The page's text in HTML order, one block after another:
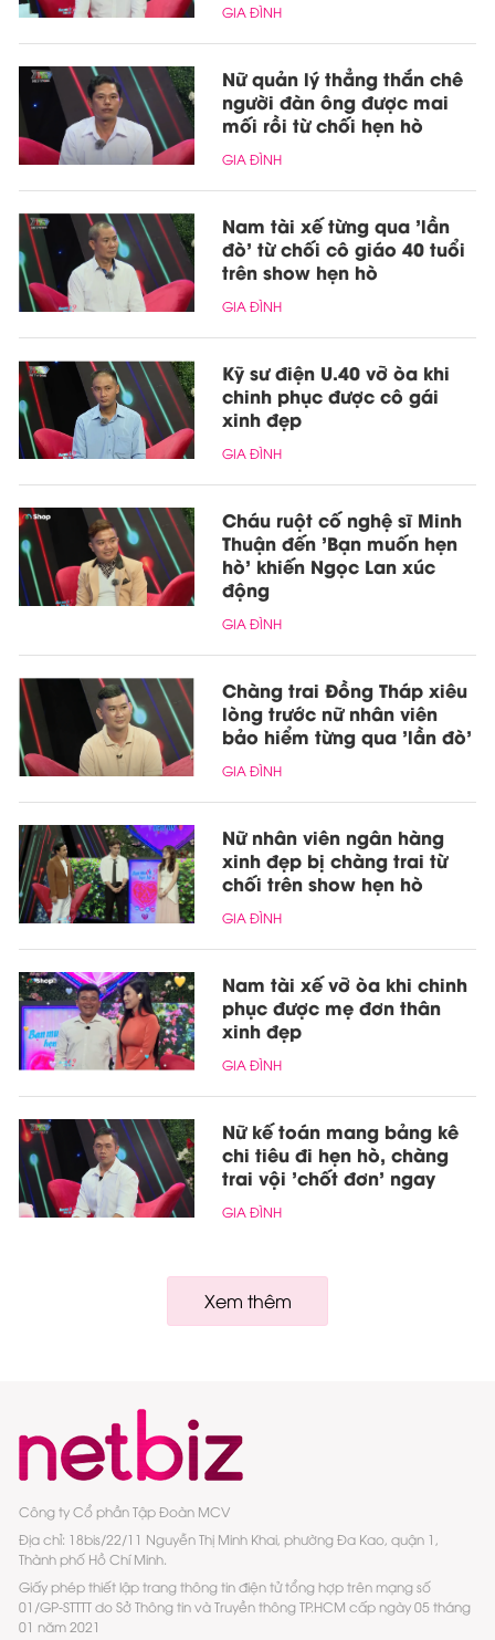
GIA ĐÌNH
Nữ quản lý thẳng thắn chê
người đàn ông được mai
mối rồi từ chối hẹn hò
GIA ĐÌNH
Nam tài xế từng qua 'lần
đò' từ chối cô giáo 40 tuổi
trên show hẹn hò
GIA ĐÌNH
Kỹ sư điện U.40 vỡ òa khi
chinh phục được cô gái
xinh đẹp
GIA ĐÌNH
Cháu ruột cố nghệ sĩ Minh
Thuận đến 'Bạn muốn hẹn
hò' khiến Ngọc Lan xúc
động
GIA ĐÌNH
Chàng trai Đồng Tháp xiêu
lòng trước nữ nhân viên
bảo hiểm từng qua 'lần đò'
GIA ĐÌNH
Nữ nhân viên ngân hàng
xinh đẹp bị chàng trai từ
chối trên show hẹn hò
GIA ĐÌNH
Nam tài xế vỡ òa khi chinh
phục được mẹ đơn thân
xinh đẹp
GIA ĐÌNH
Nữ kế toán mang bảng kê
chi tiêu đi hẹn hò, chàng
trai vội 'chốt đơn' ngay
GIA ĐÌNH
Xem thêm
Công ty Cổ phần Tập Đoàn MCV
Địa chỉ: 18bis/22/11 Nguyễn Thị Minh Khai, phường Đa Kao, quận 1,
Thành phố Hồ Chí Minh.
Giấy phép thiết lập trang thông tin điện tử tổng hợp trên mạng số
01/GP-STTTT do Sở Thông tin và Truyền thông TP.HCM cấp ngày 05 tháng
01 năm 2021